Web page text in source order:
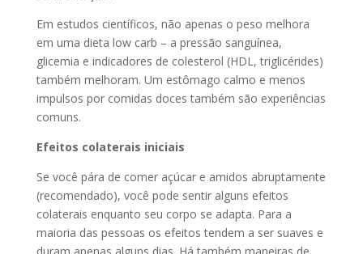
Em estudos científicos, não apenas o peso melhora
em uma dieta low carb – a pressão sanguínea,
glicemia e indicadores de colesterol (HDL, triglicérides)
também melhoram. Um estômago calmo e menos
impulsos por comidas doces também são experiências
comuns.
Efeitos colaterais iniciais
Se você pára de comer açúcar e amidos abruptamente
(recomendado), você pode sentir alguns efeitos
colaterais enquanto seu corpo se adapta. Para a
maioria das pessoas os efeitos tendem a ser suaves e